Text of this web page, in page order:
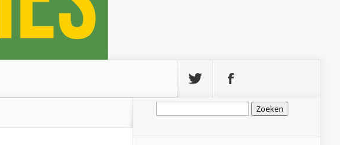
Zoeken